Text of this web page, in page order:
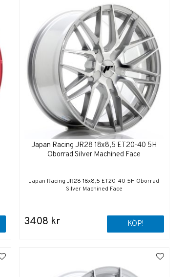
Japan Racing JR28 18x8,5 ET20-40 5H
Oborrad Silver Machined Face
Japan Racing JR28 18x8,5 ET20-40 5H Oborrad
Silver Machined Face
3408 kr KÖP!